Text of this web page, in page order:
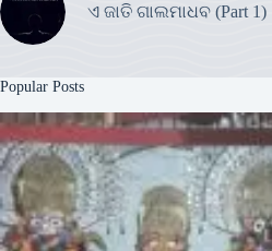
ଏ ଜାତି ଗାଲମାଧବ (Part 1)
Popular Posts